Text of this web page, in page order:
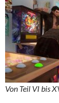
Von Teil VI bis